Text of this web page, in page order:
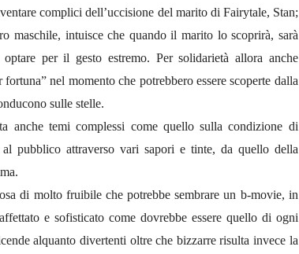
complici dell’uccisione del marito di Fairytale, Stan;
maschile, intuisce che quando il marito lo scoprirà, sarà
per il gesto estremo. Per solidarietà allora anche
nel momento che potrebbero essere scoperte dalla
sulle stelle.
anche temi complessi come quello sulla condizione di
pubblico attraverso vari sapori e tinte, da quello della
di molto fruibile che potrebbe sembrare un b-movie, in
e sofisticato come dovrebbe essere quello di ogni
alquanto divertenti oltre che bizzarre risulta invece la